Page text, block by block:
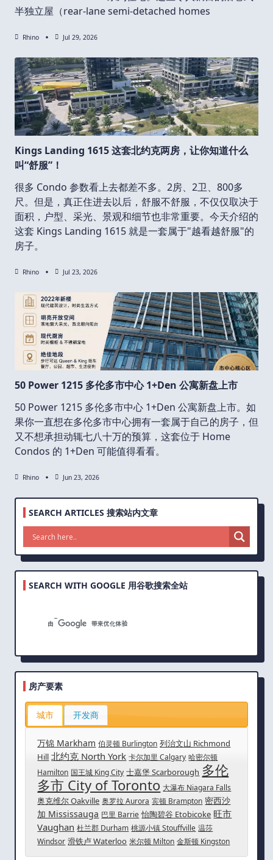
半独立屋（rear-lane semi-detached homes
Rhino Jul 29, 2026
Kings Landing 1615 这套北约克两房，让你知道什么
叫“舒服”！
很多 Condo 参数看上去都差不多。2房、2卫、800多
尺。但是，真正住进去以后，舒服不舒服，不仅仅取决于
面积，户型、采光、景观和细节也非常重要。今天介绍的
这套 Kings Landing 1615 就是一套属于"越看越舒服"的
房子。
Rhino Jul 23, 2026
50 Power 1215 多伦多市中心 1+Den 公寓新盘上市
50 Power 1215 多伦多市中心 1+Den 公寓新盘上市。如
果你一直想在多伦多市中心拥有一套属于自己的房子，但
又不想承担动辄七八十万的预算，这套位于 Home
Condos 的 1+Den 可能值得看看。
Rhino Jun 23, 2026
SEARCH ARTICLES 搜索站内文章
SEARCH WITH GOOGLE 用谷歌搜索全站
房产要素
城市 开发商
万锦 Markham 伯灵顿 Burlington 列治文山 Richmond
Hill 北约克 North York 卡尔加里 Calgary 哈密尔顿
Hamilton 国王城 King City 士嘉堡 Scarborough 多伦
多市 City of Toronto 大瀑布 Niagara Falls
奥克维尔 Oakville 奥罗拉 Aurora 宾顿 Brampton 密西沙
加 Mississauga 巴里 Barrie 怡陶碧谷 Etobicoke 旺市
Vaughan 杜兰郡 Durham 桃源小镇 Stouffville 温莎
Windsor 滑铁卢 Waterloo 米尔顿 Milton 金斯顿 Kingston